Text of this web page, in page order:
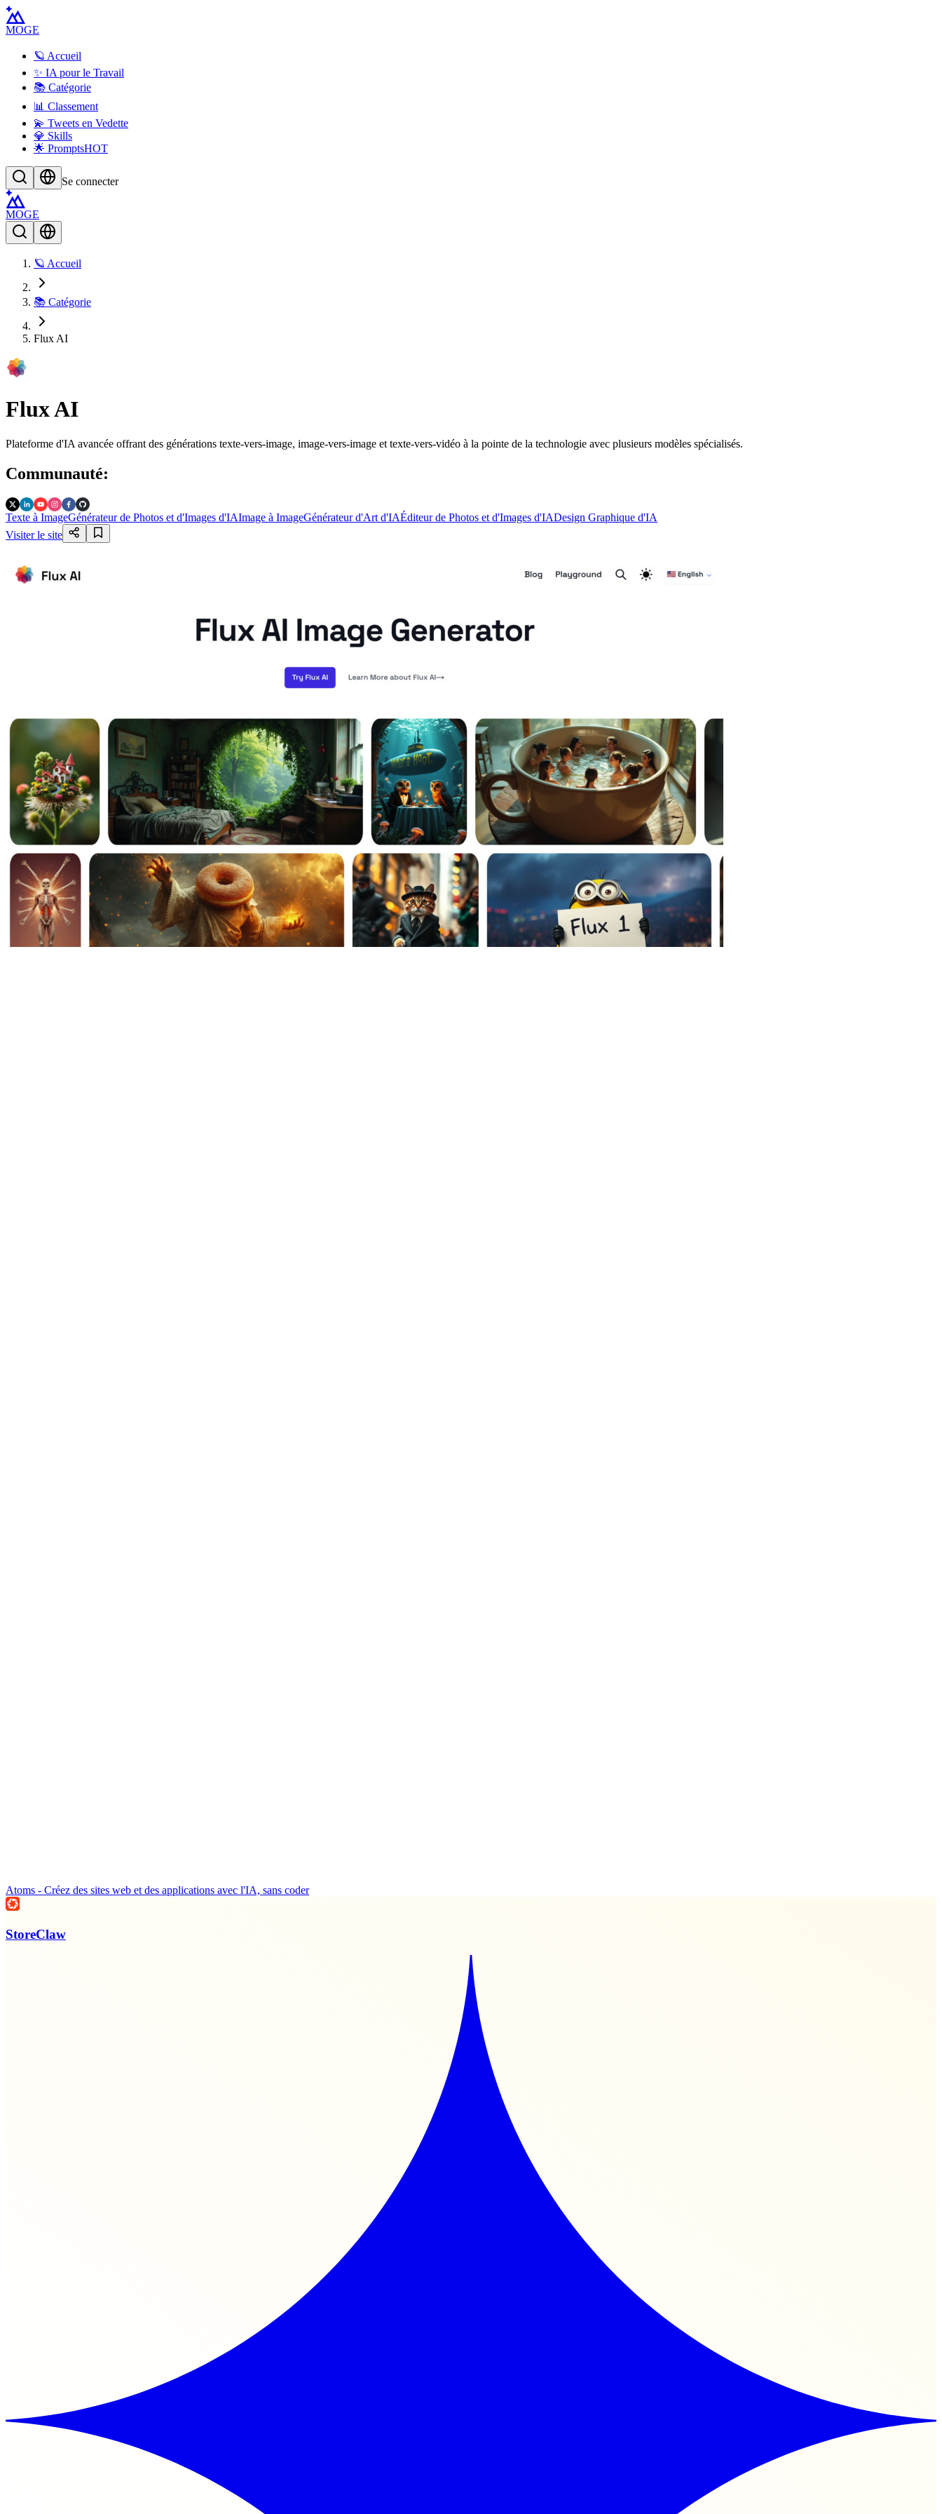
MOGE
🪐 Accueil
✨ IA pour le Travail
📚 Catégorie
📊 Classement
💫 Tweets en Vedette
💎 Skills
🌟 PromptsHOT
Se connecter
MOGE
🪐 Accueil
📚 Catégorie
Flux AI
Flux AI
Plateforme d'IA avancée offrant des générations texte-vers-image, image-vers-image et texte-vers-vidéo à la pointe de la technologie avec plusieurs modèles spécialisés.
Communauté:
Texte à ImageGénérateur de Photos et d'Images d'IAImage à ImageGénérateur d'Art d'IAÉditeur de Photos et d'Images d'IADesign Graphique d'IA
Visiter le site
Atoms - Créez des sites web et des applications avec l'IA, sans coder
StoreClaw